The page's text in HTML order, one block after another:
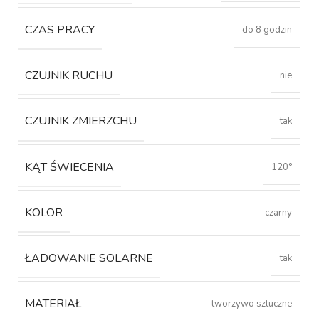
CZAS PRACY do 8 godzin
CZUJNIK RUCHU nie
CZUJNIK ZMIERZCHU tak
KĄT ŚWIECENIA 120°
KOLOR czarny
ŁADOWANIE SOLARNE tak
MATERIAŁ tworzywo sztuczne